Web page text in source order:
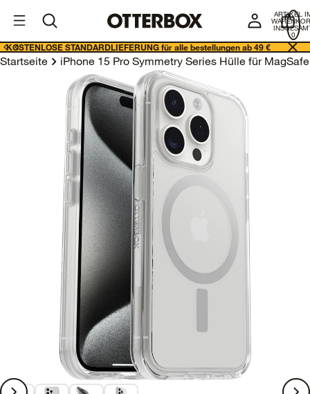
Geschäftslösungen ARTIKEL
0
KOSTENLOSE STANDARDLIEFERUNG für alle bestellungen ab 49 €
Startseite iPhone 15 Pro Symmetry Series Hülle für MagSafe